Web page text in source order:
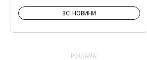
ВСІ НОВИНИ
РЕКЛАМА: